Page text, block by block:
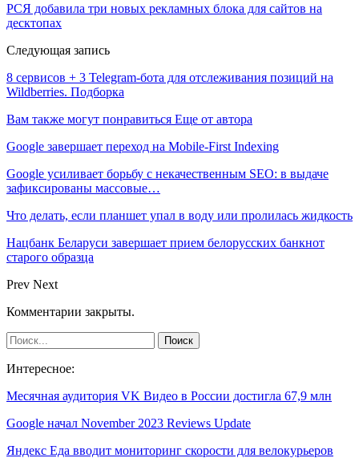
РСЯ добавила три новых рекламных блока для сайтов на
десктопах
Следующая запись
8 сервисов + 3 Telegram-бота для отслеживания позиций на
Wildberries. Подборка
Вам также могут понравиться Еще от автора
Google завершает переход на Mobile-First Indexing
Google усиливает борьбу с некачественным SEO: в выдаче
зафиксированы массовые…
Что делать, если планшет упал в воду или пролилась жидкость
Нацбанк Беларуси завершает прием белорусских банкнот
старого образца
Prev Next
Комментарии закрыты.
Интересное:
Месячная аудитория VK Видео в России достигла 67,9 млн
Google начал November 2023 Reviews Update
Яндекс Еда вводит мониторинг скорости для велокурьеров